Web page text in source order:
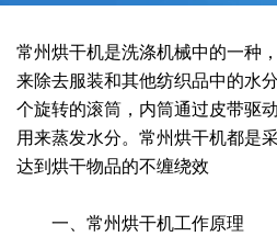
公司荣誉
范群文化
公司大事记
载体催化剂全自动生产线系列
回转圆筒干燥焙烧系列
气流干燥系列
新能源新材料行业
制药行业
食品行业
技术中心
工程实验室
工程技术中心
新闻中心
范群新闻
服务中心
常州烘干机是洗涤机械中的一种
来除去服装和其他纺织品中的水
个旋转的滚筒，内筒通过皮带驱
用来蒸发水分。常州烘干机都是
达到烘干物品的不缠绕效
一、常州烘干机工作原理